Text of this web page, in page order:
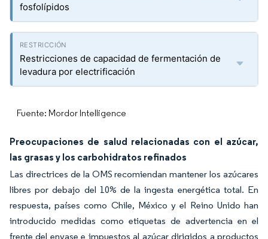
fosfolípidos
Restricciones de capacidad de fermentación de
levadura por electrificación
Fuente: Mordor Intelligence
Preocupaciones de salud relacionadas con el azúcar,
las grasas y los carbohidratos refinados
Las directrices de la OMS recomiendan mantener los azúcares
libres por debajo del 10% de la ingesta energética total. En
respuesta, países como Chile, México y el Reino Unido han
introducido medidas como etiquetas de advertencia en el
frente del envase e impuestos al azúcar dirigidos a productos